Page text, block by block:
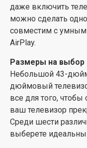
даже включить
можно сделать
совместим с
AirPlay.
Размеры на выбор
Небольшой 43-
дюймовый
все для того,
ваш телевизор
Среди шести
выберете